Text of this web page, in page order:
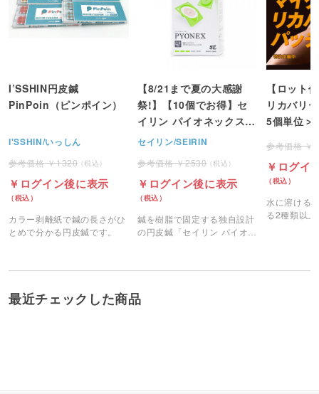
I’SSHIN円皮鍼
PinPoin（ピンポイン）
I'SSHIN/いっしん
1320
ログイン後に表示
カラー剥離紙で鍼の長さがひ
とめで分かる円皮鍼です。
【8/21まで夏の大感謝
祭!】【10個でお得】セ
イリン パイオネックス
円皮鍼 100本入り
セイリン/SEIRIN
2530
ログイン後に表示
鍼を樹脂で固定する独自設計
の円皮鍼「セイリン パイオネ
【ロット
リカバリ
5個単位＞
ログイ
水に溶ける
る2種類以
最近チェックした商品